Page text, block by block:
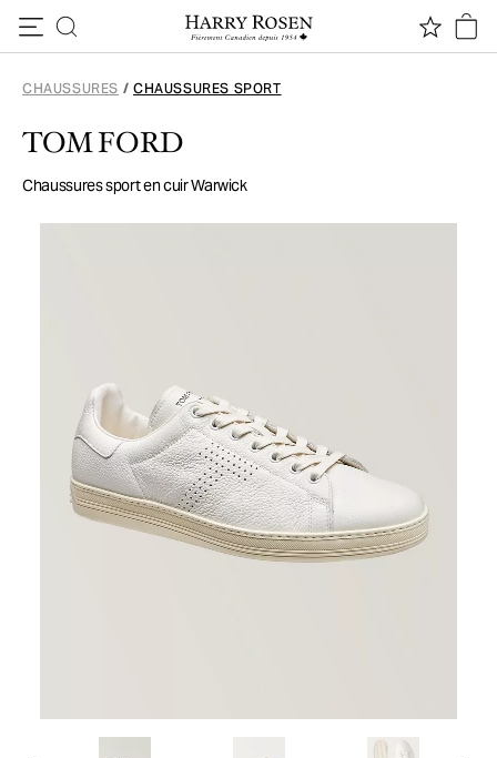
CHAUSSURES / CHAUSSURES SPORT
TOM FORD
Chaussures sport en cuir Warwick